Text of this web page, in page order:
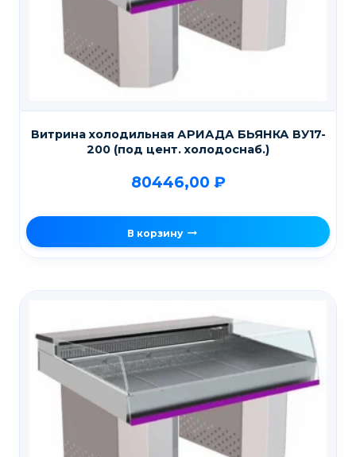
Витрина холодильная АРИАДА БЬЯНКА ВУ17-
200 (под цент. холодоснаб.)
80446,00 ₽
В корзину